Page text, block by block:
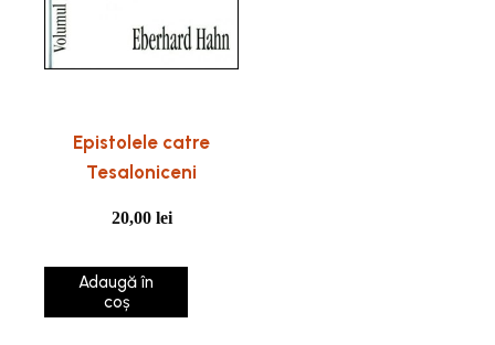
Epistolele catre
Tesaloniceni
20,00 lei
Adaugă în
coș